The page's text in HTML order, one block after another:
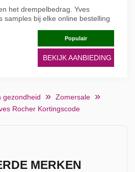
het drempelbedrag. Yves
samples bij elke online bestelling
Populair
BEKIJK AANBIEDING
gezondheid
Zomersale
Rocher Kortingscode
MERKEN